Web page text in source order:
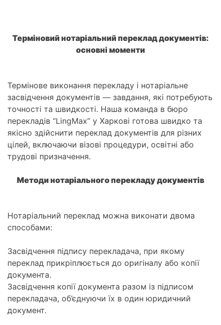
Терміновий нотаріальний переклад документів:
основні моменти
Термінове виконання перекладу і нотаріальне
засвідчення документів — завдання, які потребують
точності та швидкості. Наша команда в бюро
перекладів “LingMax” у Харкові готова швидко та
якісно здійснити переклад документів для різних
цілей, включаючи візові процедури, освітні або
трудові призначення.
Методи нотаріального перекладу документів
Нотаріальний переклад можна виконати двома
способами:
Засвідчення підпису перекладача, при якому
переклад прикріплюється до оригіналу або копії
документа.
Засвідчення копії документа разом із підписом
перекладача, об’єднуючи їх в один юридичний
документ.